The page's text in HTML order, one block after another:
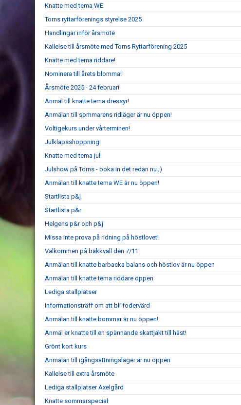
Knatte med tema WE
Torns ryttarförenings styrelse 2025
Handlingar inför årsmöte
Kallelse till årsmöte med Torns Ryttarförening 2025
Knatte med tema riddare!
Nominera till årets blomma!
Årsmöte 2025 - 24 februari
Anmäl till knatte tema dressyr!
Anmälan till sommarens ridläger är nu öppen!
Voltigekurs under vårterminen!
Julklapsshoppning!
Knatte med tema jul!
Julshow på Torns - boka in det redan nu ;)
Anmälan till knatte tema WE är nu öppen!
Startlista p&j
Startlista p&r
Helgens p&r och p&j
Missa inte prova på ridning på höstlovet!
Välkommen på bakkväll den 7/11
Anmälan till knatte barbacka balans och höstlov är nu öppen
Anmälan till knatte tema riddare öppen
Lediga stallplatser
Informationsträff om att bli fodervärd
Anmälan till knatte bommar är nu öppen!
Anmäl er knatte till en spännande skattjakt till häst!
Grönt kort kurs
Anmälan till igångsättningsläger är nu öppen
Kallelse till extra årsmöte
Lediga stallplatser Axelgård
Knatte sommarspecial